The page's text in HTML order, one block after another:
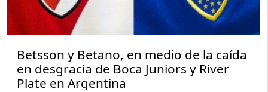
Betsson y Betano, en medio de la caída
en desgracia de Boca Juniors y River
Plate en Argentina